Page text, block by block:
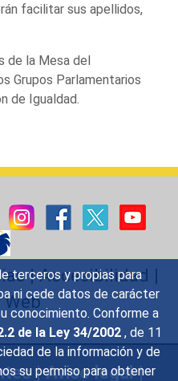
terceros y propias para
ni cede datos de carácter
conocimiento. Conforme a
de la Ley 34/2002 , de 11
de la información y de
su permiso para obtener
facilitar sus apellidos,
de la Mesa del
Grupos Parlamentarios
de Igualdad.
|Accesibilidad |
Web
|Aviso legal|